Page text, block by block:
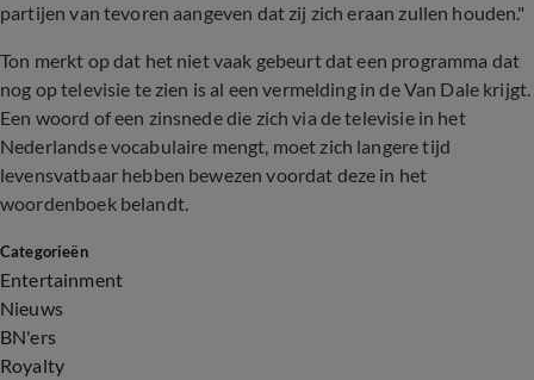
partijen van tevoren aangeven dat zij zich eraan zullen houden."
Ton merkt op dat het niet vaak gebeurt dat een programma dat
nog op televisie te zien is al een vermelding in de Van Dale krijgt.
Een woord of een zinsnede die zich via de televisie in het
Nederlandse vocabulaire mengt, moet zich langere tijd
levensvatbaar hebben bewezen voordat deze in het
woordenboek belandt.
Categorieën
Entertainment
Nieuws
BN'ers
Royalty